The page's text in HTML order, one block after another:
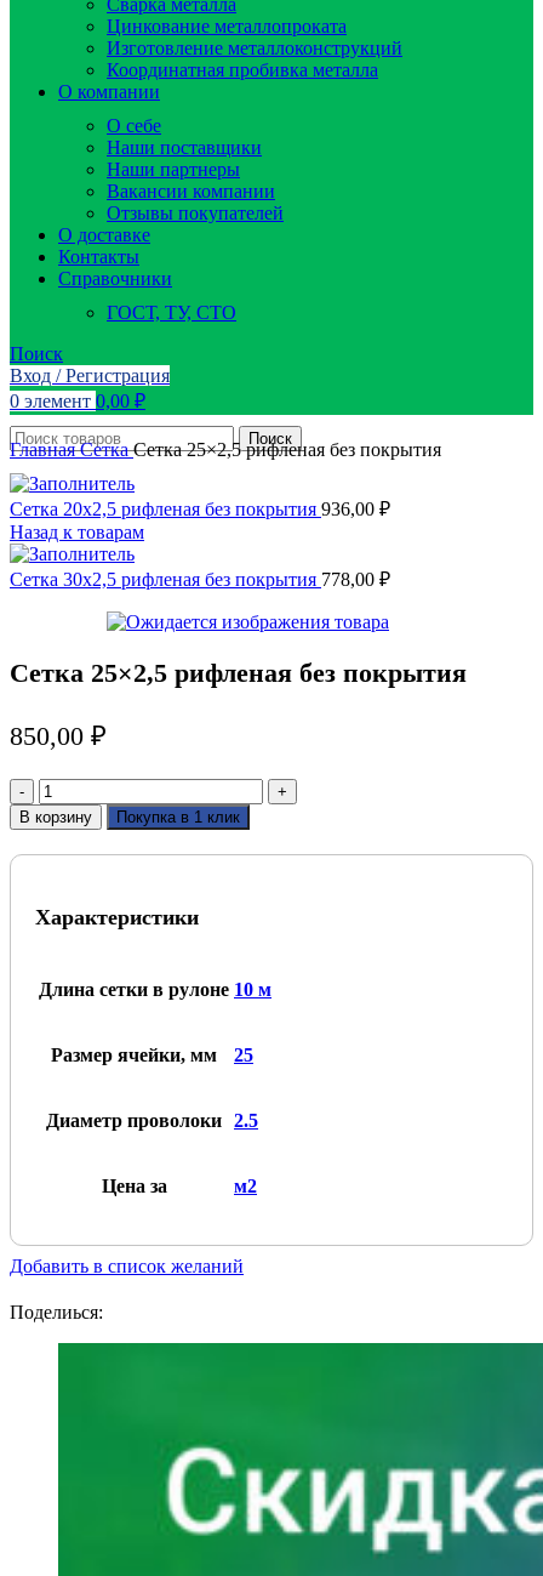
Цинкование металлопроката
Изготовление металлоконструкций
Координатная пробивка металла
О компании
О себе
Наши поставщики
Наши партнеры
Вакансии компании
Отзывы покупателей
О доставке
Контакты
Справочники
ГОСТ, ТУ, СТО
Поиск
Вход / Регистрация
0 элемент 0,00 ₽
Поиск
ГлавнаяСеткаСетка 25×2,5 рифленая без покрытия
Сетка 20x2,5 рифленая без покрытия 936,00 ₽
Назад к товарам
Сетка 30x2,5 рифленая без покрытия 778,00 ₽
Сетка 25×2,5 рифленая без покрытия
850,00 ₽
Количество
товара
Сетка
25x2,5
покрытия
В корзину Покупка в 1 клик
Характеристики
Длина сетки в рулоне 10 м
Размер ячейки, мм 25
Диаметр проволоки 2.5
Цена за м2
Добавить в список желаний
Поделиься: